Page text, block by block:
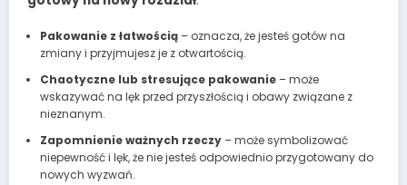
Pakowanie z łatwością– oznacza, że jesteś gotów na
zmiany i przyjmujesz je z otwartością.
Chaotyczne lub stresujące pakowanie– może
wskazywać na lęk przed przyszłością i obawy związane z
nieznanym.
Zapomnienie ważnych rzeczy– może symbolizować
niepewność i lęk, że nie jesteś odpowiednio przygotowany do
nowych wyzwań.